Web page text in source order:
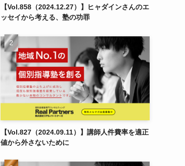
【Vol.858（2024.12.27）】ヒャダインさんのエ
ッセイから考える、塾の功罪
【Vol.827（2024.09.11）】講師人件費率を適正
値から外さないために